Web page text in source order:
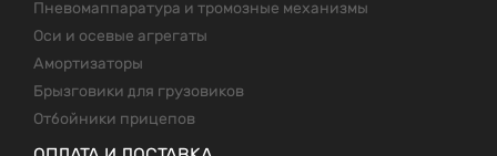
Пневомаппаратура и тромозные механизмы
Оси и осевые агрегаты
Амортизаторы
Брызговики для грузовиков
Отбойники прицепов